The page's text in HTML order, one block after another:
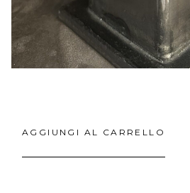
AGGIUNGI AL CARRELLO